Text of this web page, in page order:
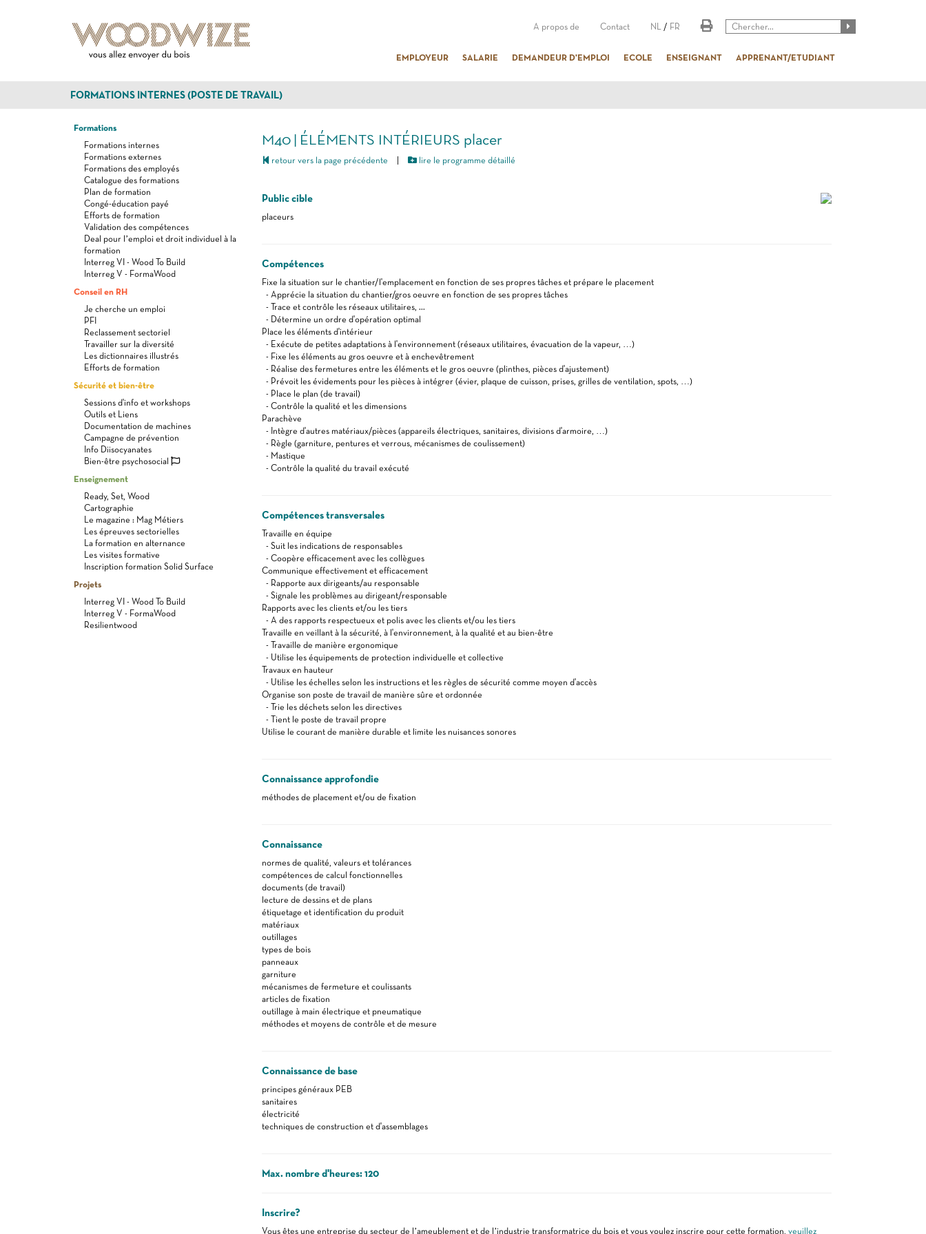
A propos de Contact NL / FR
EMPLOYEUR SALARIE DEMANDEUR D'EMPLOI ECOLE ENSEIGNANT APPRENANT/ETUDIANT
FORMATIONS INTERNES (POSTE DE TRAVAIL)
Formations
Formations internes
Formations externes
Formations des employés
Catalogue des formations
Plan de formation
Congé-éducation payé
Efforts de formation
Validation des compétences
Deal pour l’emploi et droit individuel à la
formation
Interreg VI - Wood To Build
Interreg V - FormaWood
Conseil en RH
Je cherche un emploi
PFI
Reclassement sectoriel
Travailler sur la diversité
Les dictionnaires illustrés
Efforts de formation
Sécurité et bien-être
Sessions d'info et workshops
Outils et Liens
Documentation de machines
Campagne de prévention
Info Diisocyanates
Bien-être psychosocial
Enseignement
Ready, Set, Wood
Cartographie
Le magazine : Mag Métiers
Les épreuves sectorielles
La formation en alternance
Les visites formative
Inscription formation Solid Surface
Projets
Interreg VI - Wood To Build
Interreg V - FormaWood
Resilientwood
M40 | ÉLÉMENTS INTÉRIEURS placer
retour vers la page précédente lire le programme détaillé
Public cible
placeurs
Compétences
Fixe la situation sur le chantier/l'emplacement en fonction de ses propres tâches et prépare le placement
- Apprécie la situation du chantier/gros oeuvre en fonction de ses propres tâches
- Trace et contrôle les réseaux utilitaires, ...
- Détermine un ordre d'opération optimal
Place les éléments d'intérieur
- Exécute de petites adaptations à l'environnement (réseaux utilitaires, évacuation de la vapeur, …)
- Fixe les éléments au gros oeuvre et à enchevêtrement
- Réalise des fermetures entre les éléments et le gros oeuvre (plinthes, pièces d'ajustement)
- Prévoit les évidements pour les pièces à intégrer (évier, plaque de cuisson, prises, grilles de ventilation, spots, …)
- Place le plan (de travail)
- Contrôle la qualité et les dimensions
Parachève
- Intègre d'autres matériaux/pièces (appareils électriques, sanitaires, divisions d'armoire, …)
- Règle (garniture, pentures et verrous, mécanismes de coulissement)
- Mastique
- Contrôle la qualité du travail exécuté
Compétences transversales
Travaille en équipe
- Suit les indications de responsables
- Coopère efficacement avec les collègues
Communique effectivement et efficacement
- Rapporte aux dirigeants/au responsable
- Signale les problèmes au dirigeant/responsable
Rapports avec les clients et/ou les tiers
- A des rapports respectueux et polis avec les clients et/ou les tiers
Travaille en veillant à la sécurité, à l'environnement, à la qualité et au bien-être
- Travaille de manière ergonomique
- Utilise les équipements de protection individuelle et collective
Travaux en hauteur
- Utilise les échelles selon les instructions et les règles de sécurité comme moyen d'accès
Organise son poste de travail de manière sûre et ordonnée
- Trie les déchets selon les directives
- Tient le poste de travail propre
Utilise le courant de manière durable et limite les nuisances sonores
Connaissance approfondie
méthodes de placement et/ou de fixation
Connaissance
normes de qualité, valeurs et tolérances
compétences de calcul fonctionnelles
documents (de travail)
lecture de dessins et de plans
étiquetage et identification du produit
matériaux
outillages
types de bois
panneaux
garniture
mécanismes de fermeture et coulissants
articles de fixation
outillage à main électrique et pneumatique
méthodes et moyens de contrôle et de mesure
Connaissance de base
principes généraux PEB
sanitaires
électricité
techniques de construction et d'assemblages
Max. nombre d'heures: 120
Inscrire?
Vous êtes une entreprise du secteur de l’ameublement et de l’industrie transformatrice du bois et vous voulez inscrire pour cette formation, veuillez